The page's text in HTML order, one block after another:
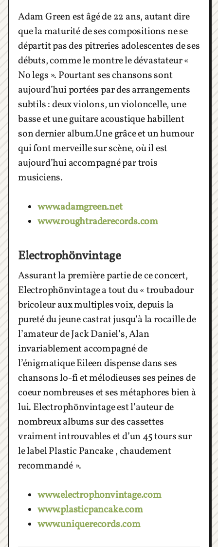
Adam Green est âgé de 22 ans, autant dire
que la maturité de ses compositions ne se
départit pas des pitreries adolescentes de ses
débuts, comme le montre le dévastateur «
No legs ». Pourtant ses chansons sont
aujourd’hui portées par des arrangements
subtils : deux violons, un violoncelle, une
basse et une guitare acoustique habillent
son dernier album.Une grâce et un humour
qui font merveille sur scène, où il est
aujourd’hui accompagné par trois
musiciens.
www.adamgreen.net
www.roughtraderecords.com
Electrophönvintage
Assurant la première partie de ce concert,
Electrophönvintage a tout du « troubadour
bricoleur aux multiples voix, depuis la
pureté du jeune castrat jusqu’à la rocaille de
l’amateur de Jack Daniel’s, Alan
invariablement accompagné de
l’énigmatique Eileen dispense dans ses
chansons lo-fi et mélodieuses ses peines de
coeur nombreuses et ses métaphores bien à
lui. Electrophönvintage est l’auteur de
nombreux albums sur des cassettes
vraiment introuvables et d’un 45 tours sur
le label Plastic Pancake , chaudement
recommandé ».
www.electrophonvintage.com
www.plasticpancake.com
www.uniquerecords.com